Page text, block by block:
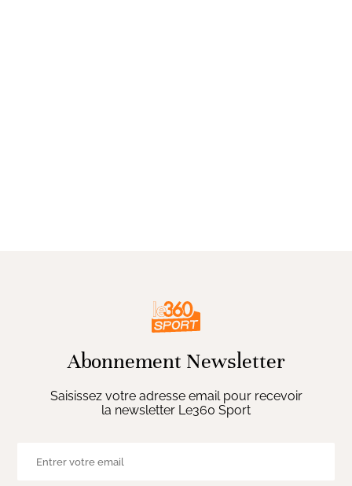
Abonnement Newsletter
Saisissez votre adresse email pour recevoir
la newsletter Le360 Sport